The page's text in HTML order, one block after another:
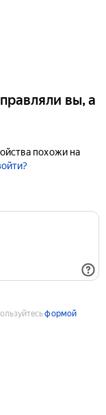
вы, а
похожи на
формой